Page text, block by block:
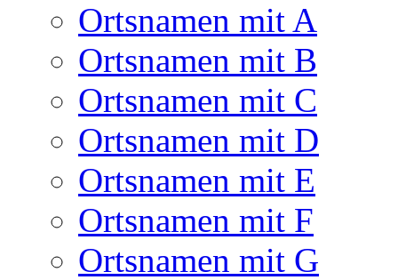
Ortsnamen mit A
Ortsnamen mit B
Ortsnamen mit C
Ortsnamen mit D
Ortsnamen mit E
Ortsnamen mit F
Ortsnamen mit G